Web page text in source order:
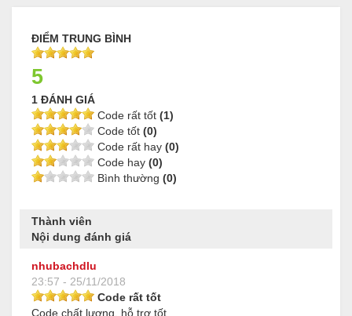
ĐIỂM TRUNG BÌNH
5
1 ĐÁNH GIÁ
Code rất tốt (1)
Code tốt (0)
Code rất hay (0)
Code hay (0)
Bình thường (0)
Thành viên
Nội dung đánh giá
nhubachdlu
23:57 - 25/11/2018
Code rất tốt
Code chất lượng, hỗ trợ tốt